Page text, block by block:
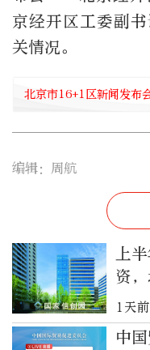
京经开区工委副
关情况。
北京市16+1区新闻发布
编辑：周航
上
资
土
1天前
中